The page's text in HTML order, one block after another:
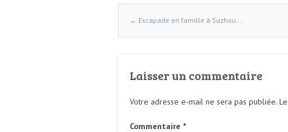
Naviguer dans les articles
← Escapade en famille à Suzhou…
Laisser un commentaire
Votre adresse e-mail ne sera pas publiée.
Commentaire *